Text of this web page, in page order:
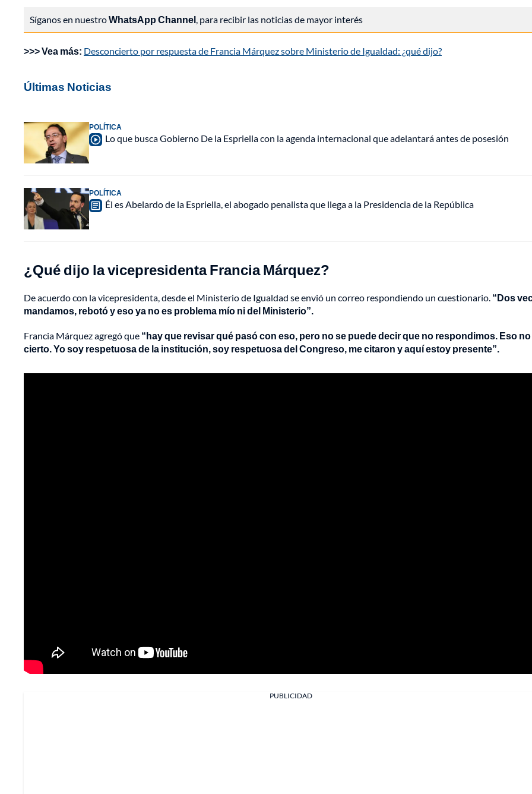
Síganos en nuestroWhatsApp Channel, para recibir las noticias de mayor interés
>>> Vea más: Desconcierto por respuesta de Francia Márquez sobre Ministerio de Igualdad: ¿qué dijo?
Últimas Noticias
POLÍTICA
Lo que busca Gobierno De la Espriella con la agenda internacional que adelantará antes de posesión
POLÍTICA
Él es Abelardo de la Espriella, el abogado penalista que llega a la Presidencia de la República
¿Qué dijo la vicepresidenta Francia Márquez?
De acuerdo con la vicepresidenta, desde el Ministerio de Igualdad se envió un correo respondiendo un cuestionario. “Dos
mandamos, rebotó y eso ya no es problema mío ni del Ministerio”.
Francia Márquez agregó que “hay que revisar qué pasó con eso, pero no se puede decir que no respondimos. Eso
cierto. Yo soy respetuosa de la institución, soy respetuosa del Congreso, me citaron y aquí estoy presente”.
PUBLICIDAD